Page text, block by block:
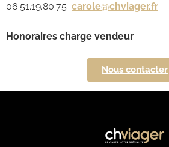
06.51.19.80.75 carole@chviager.fr
Honoraires charge vendeur
Nous contacter